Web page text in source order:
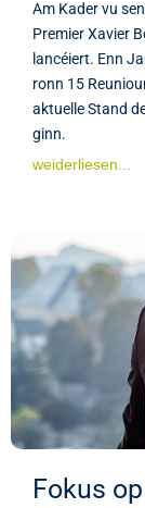
Am Kader vu
Premier Xavier
lancéiert. Enn
ronn 15
aktuelle Stand
ginn.
weiderliesen...
Fokus